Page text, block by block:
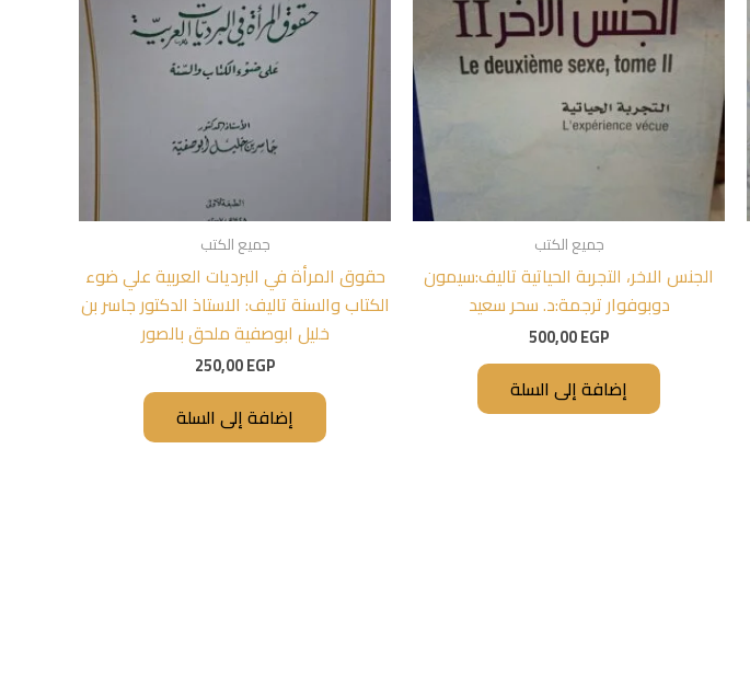
جميع الكتب
الجنس الاخر، التجربة الحياتية تاليف:سيمون
دوبوفوار ترجمة:د. سحر سعيد
500,00EGP
إضافة إلى السلة
جميع الكتب
حقوق المرأة في البرديات العربية علي ضوء
الكتاب والسنة تاليف: الاستاذ الدكتور جاسر بن
خليل ابوصفية ملحق بالصور
250,00EGP
إضافة إلى السلة